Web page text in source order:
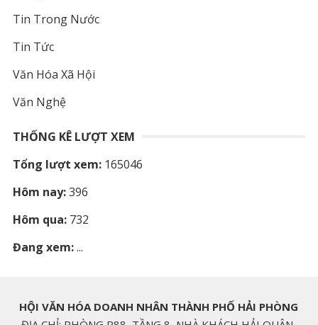
Tin Trong Nước
Tin Tức
Văn Hóa Xã Hội
Văn Nghệ
THỐNG KÊ LƯỢT XEM
Tổng lượt xem:165046
Hôm nay:396
Hôm qua:732
Đang xem:...
HỘI VĂN HÓA DOANH NHÂN THÀNH PHỐ HẢI PHÒNG